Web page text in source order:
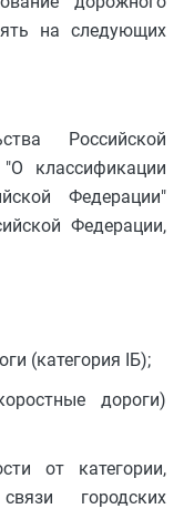
на следующих
Российской
классификации
Федерации"
Федерации,
(категория IБ);
дороги)
от категории,
городских